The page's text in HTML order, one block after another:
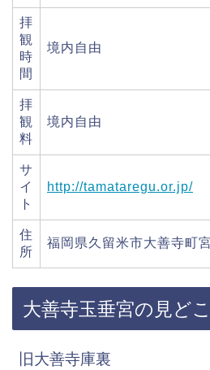
拝
観
時
間
境内自由
拝
観
料
境内自由
サ
イ
ト
http://tamataregu.or.jp/
住
所
福岡県久留米市大善寺町
大善寺玉垂宮の見ど
旧大善寺庫裏